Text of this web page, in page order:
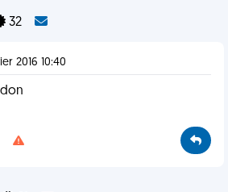
32
2016 10:40